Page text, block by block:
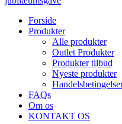
Forside
Produkter
Alle produkter
Outlet Produkter
Produkter tilbud
Nyeste produkter
FAQs
Om os
KONTAKT OS